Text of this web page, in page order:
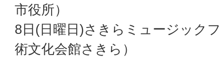
市役所）
8日(日曜日)さきらミュージック
術文化会館さきら）